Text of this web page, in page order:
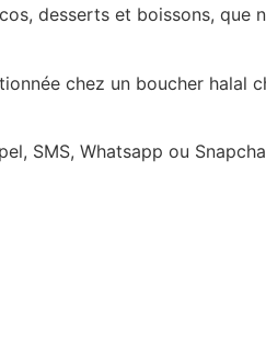
desserts et boissons,
chez un boucher halal
SMS, Whatsapp ou